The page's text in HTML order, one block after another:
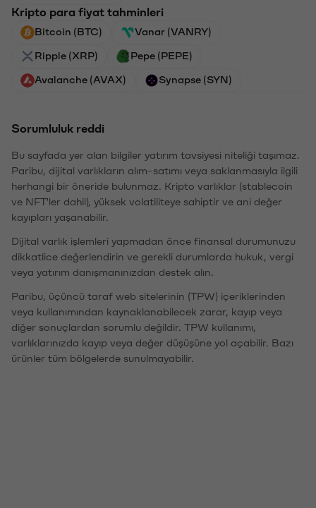
Kripto para fiyat tahminleri
Bitcoin (BTC) Vanar (VANRY)
Ripple (XRP) Pepe (PEPE)
Avalanche (AVAX) Synapse (SYN)
Sorumluluk reddi
Bu sayfada yer alan bilgiler yatırım tavsiyesi niteliği taşımaz.
Paribu, dijital varlıkların alım-satımı veya saklanmasıyla ilgili
herhangi bir öneride bulunmaz. Kripto varlıklar (stablecoin
ve NFT'ler dahil), yüksek volatiliteye sahiptir ve ani değer
kayıpları yaşanabilir.
Dijital varlık işlemleri yapmadan önce finansal durumunuzu
dikkatlice değerlendirin ve gerekli durumlarda hukuk, vergi
veya yatırım danışmanınızdan destek alın.
Paribu, üçüncü taraf web sitelerinin (TPW) içeriklerinden
veya kullanımından kaynaklanabilecek zarar, kayıp veya
diğer sonuçlardan sorumlu değildir. TPW kullanımı,
varlıklarınızda kayıp veya değer düşüşüne yol açabilir. Bazı
ürünler tüm bölgelerde sunulmayabilir.